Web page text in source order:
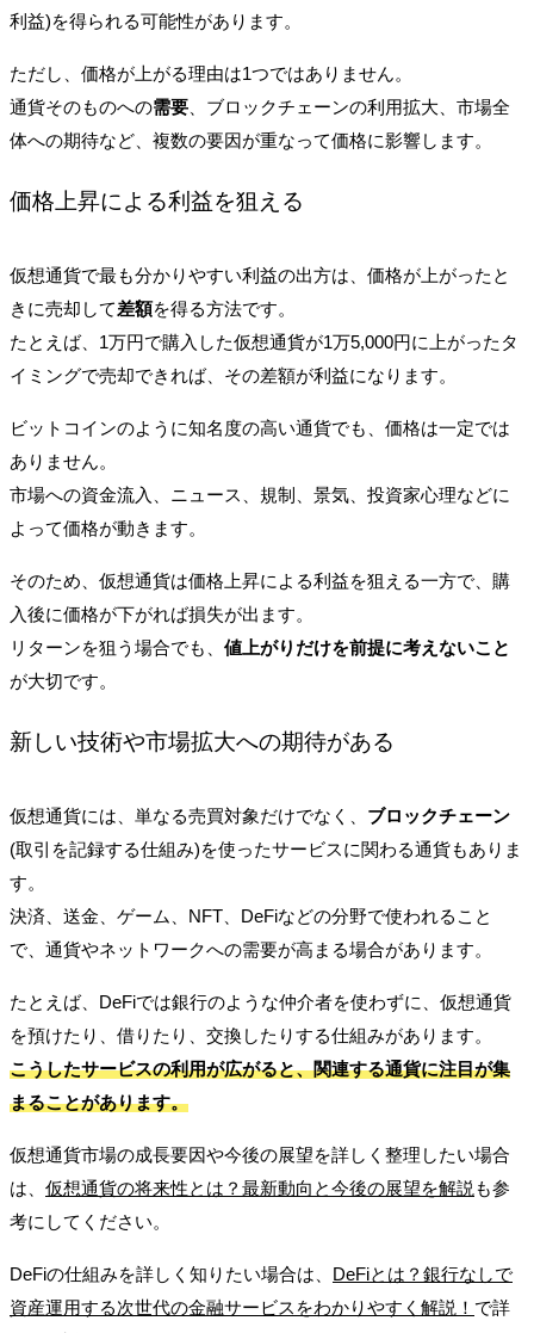
利益)を得られる可能性があります。
ただし、価格が上がる理由は1つではありません。
通貨そのものへの需要 、ブロックチェーンの利用拡大、市場全
体への期待など、複数の要因が重なって価格に影響します。
価格上昇による利益を狙える
仮想通貨で最も分かりやすい利益の出方は、価格が上がったと
きに売却して差額を得る方法です。
たとえば、1万円で購入した仮想通貨が1万5,000円に上がったタ
イミングで売却できれば、その差額が利益になります。
ビットコインのように知名度の高い通貨でも、価格は一定では
ありません。
市場への資金流入、ニュース、規制、景気、投資家心理などに
よって価格が動きます。
そのため、仮想通貨は価格上昇による利益を狙える一方で、購
入後に価格が下がれば損失が出ます。
リターンを狙う場合でも、 値上がりだけを前提に考えないこと
が大切です。
新しい技術や市場拡大への期待がある
仮想通貨には、単なる売買対象だけでなく、 ブロックチェーン
(取引を記録する仕組み)を使ったサービスに関わる通貨もありま
す。
決済、送金、ゲーム、NFT、DeFiなどの分野で使われること
で、通貨やネットワークへの需要が高まる場合があります。
たとえば、DeFiでは銀行のような仲介者を使わずに、仮想通貨
を預けたり、借りたり、交換したりする仕組みがあります。
こうしたサービスの利用が広がると、関連する通貨に注目が集
まることがあります。
仮想通貨市場の成長要因や今後の展望を詳しく整理したい場合
は、 仮想通貨の将来性とは？最新動向と今後の展望を解説も参
考にしてください。
DeFiの仕組みを詳しく知りたい場合は、 DeFiとは？銀行なしで
資産運用する次世代の金融サービスをわかりやすく解説！ で詳